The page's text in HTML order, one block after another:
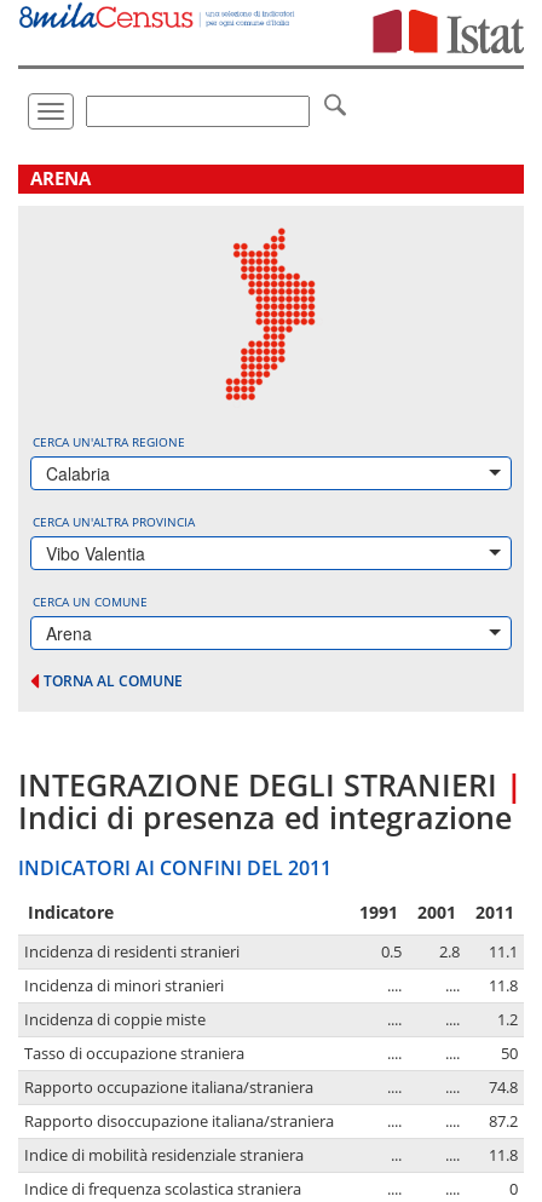
Vai
direttamente
Toggle
navigation
.
ARENA
CERCA UN'ALTRA REGIONE
Calabria
CERCA UN'ALTRA PROVINCIA
Vibo Valentia
CERCA UN COMUNE
Arena
TORNA AL COMUNE
INTEGRAZIONE DEGLI STRANIERI |
Indici di presenza ed integrazione
INDICATORI AI CONFINI DEL 2011
Indicatore 1991 2001 2011
Incidenza di residenti stranieri 0.5 2.8
11.1
Incidenza di minori stranieri
.... ....
11.8
Incidenza di coppie miste
.... ....
1.2
Tasso di occupazione straniera
.... ....
50
Rapporto occupazione italiana/straniera
.... ....
74.8
Rapporto disoccupazione italiana/straniera
.... ....
87.2
Indice di mobilità residenziale straniera
... ....
11.8
Indice di frequenza scolastica straniera
.... ....
0